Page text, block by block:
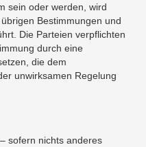
sein oder werden, wird
Bestimmungen und
Die Parteien verpflichten
durch eine
die dem
unwirksamen Regelung
sofern nichts anderes